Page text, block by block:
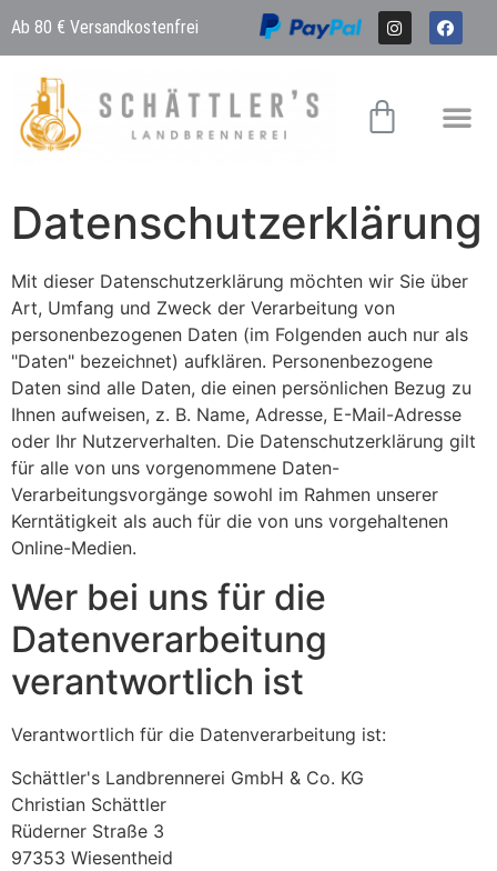
Ab 80 € Versandkostenfrei
Datenschutzerklärung
Mit dieser Datenschutzerklärung möchten wir Sie über
Art, Umfang und Zweck der Verarbeitung von
personenbezogenen Daten (im Folgenden auch nur als
"Daten" bezeichnet) aufklären. Personenbezogene
Daten sind alle Daten, die einen persönlichen Bezug zu
Ihnen aufweisen, z. B. Name, Adresse, E-Mail-Adresse
oder Ihr Nutzerverhalten. Die Datenschutzerklärung gilt
für alle von uns vorgenommene Daten-
Verarbeitungsvorgänge sowohl im Rahmen unserer
Kerntätigkeit als auch für die von uns vorgehaltenen
Online-Medien.
Wer bei uns für die
Datenverarbeitung
verantwortlich ist
Verantwortlich für die Datenverarbeitung ist:
Schättler's Landbrennerei GmbH & Co. KG
Christian Schättler
Rüderner Straße 3
97353 Wiesentheid